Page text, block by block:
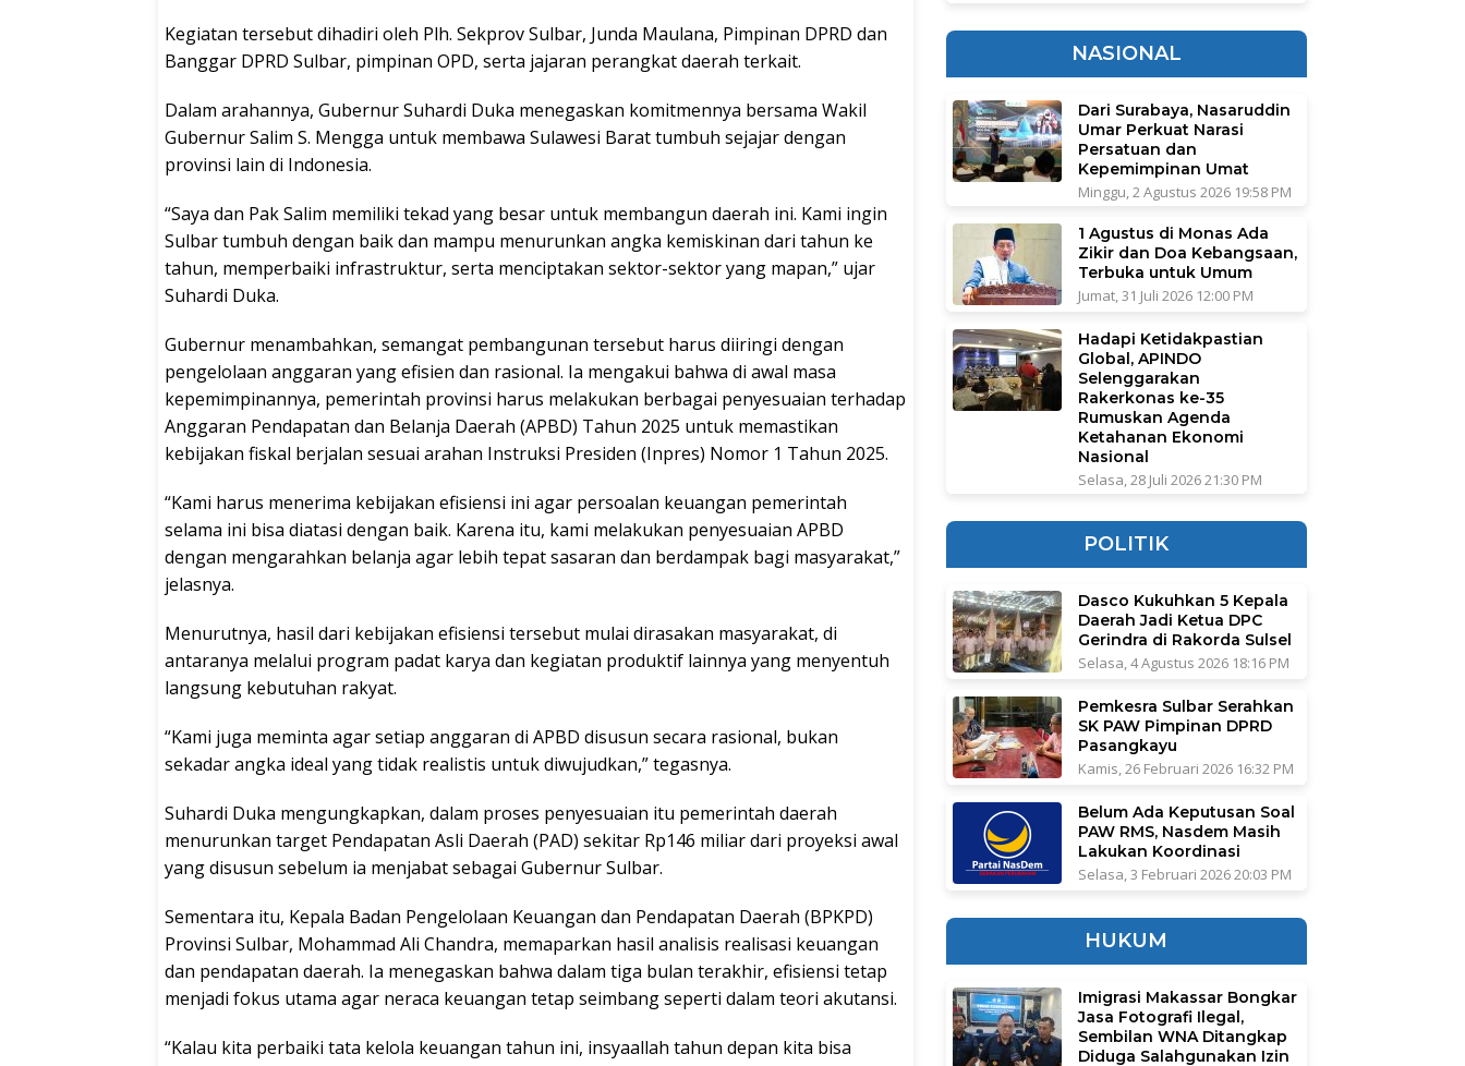
Kegiatan tersebut dihadiri oleh Plh. Sekprov Sulbar, Junda Maulana, Pimpinan DPRD dan
Banggar DPRD Sulbar, pimpinan OPD, serta jajaran perangkat daerah terkait.
Dalam arahannya, Gubernur Suhardi Duka menegaskan komitmennya bersama Wakil
Gubernur Salim S. Mengga untuk membawa Sulawesi Barat tumbuh sejajar dengan
provinsi lain di Indonesia.
“Saya dan Pak Salim memiliki tekad yang besar untuk membangun daerah ini. Kami ingin
Sulbar tumbuh dengan baik dan mampu menurunkan angka kemiskinan dari tahun ke
tahun, memperbaiki infrastruktur, serta menciptakan sektor-sektor yang mapan,” ujar
Suhardi Duka.
Gubernur menambahkan, semangat pembangunan tersebut harus diiringi dengan
pengelolaan anggaran yang efisien dan rasional. Ia mengakui bahwa di awal masa
kepemimpinannya, pemerintah provinsi harus melakukan berbagai penyesuaian terhadap
Anggaran Pendapatan dan Belanja Daerah (APBD) Tahun 2025 untuk memastikan
kebijakan fiskal berjalan sesuai arahan Instruksi Presiden (Inpres) Nomor 1 Tahun 2025.
“Kami harus menerima kebijakan efisiensi ini agar persoalan keuangan pemerintah
selama ini bisa diatasi dengan baik. Karena itu, kami melakukan penyesuaian APBD
dengan mengarahkan belanja agar lebih tepat sasaran dan berdampak bagi masyarakat,”
jelasnya.
Menurutnya, hasil dari kebijakan efisiensi tersebut mulai dirasakan masyarakat, di
antaranya melalui program padat karya dan kegiatan produktif lainnya yang menyentuh
langsung kebutuhan rakyat.
“Kami juga meminta agar setiap anggaran di APBD disusun secara rasional, bukan
sekadar angka ideal yang tidak realistis untuk diwujudkan,” tegasnya.
Suhardi Duka mengungkapkan, dalam proses penyesuaian itu pemerintah daerah
menurunkan target Pendapatan Asli Daerah (PAD) sekitar Rp146 miliar dari proyeksi awal
yang disusun sebelum ia menjabat sebagai Gubernur Sulbar.
Sementara itu, Kepala Badan Pengelolaan Keuangan dan Pendapatan Daerah (BPKPD)
Provinsi Sulbar, Mohammad Ali Chandra, memaparkan hasil analisis realisasi keuangan
dan pendapatan daerah. Ia menegaskan bahwa dalam tiga bulan terakhir, efisiensi tetap
menjadi fokus utama agar neraca keuangan tetap seimbang seperti dalam teori akutansi.
“Kalau kita perbaiki tata kelola keuangan tahun ini, insyaallah tahun depan kita bisa
NASIONAL
Dari Surabaya, Nasaruddin
Umar Perkuat Narasi
Persatuan dan
Kepemimpinan Umat
Minggu, 2 Agustus 2026 19:58 PM
1 Agustus di Monas Ada
Zikir dan Doa Kebangsaan,
Terbuka untuk Umum
Jumat, 31 Juli 2026 12:00 PM
Hadapi Ketidakpastian
Global, APINDO
Selenggarakan
Rakerkonas ke-35
Rumuskan Agenda
Ketahanan Ekonomi
Nasional
Selasa, 28 Juli 2026 21:30 PM
POLITIK
Dasco Kukuhkan 5 Kepala
Daerah Jadi Ketua DPC
Gerindra di Rakorda Sulsel
Selasa, 4 Agustus 2026 18:16 PM
Pemkesra Sulbar Serahkan
SK PAW Pimpinan DPRD
Pasangkayu
Kamis, 26 Februari 2026 16:32 PM
Belum Ada Keputusan Soal
PAW RMS, Nasdem Masih
Lakukan Koordinasi
Selasa, 3 Februari 2026 20:03 PM
HUKUM
Imigrasi Makassar Bongkar
Jasa Fotografi Ilegal,
Sembilan WNA Ditangkap
Diduga Salahgunakan Izin